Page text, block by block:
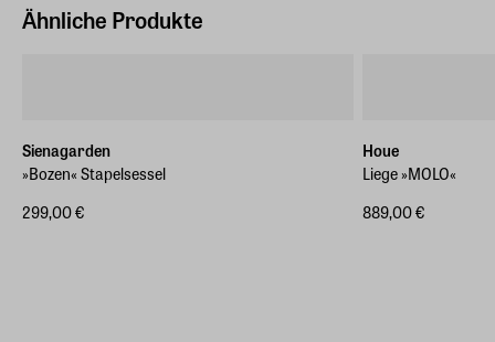
Höhe
Ähnliche Produkte
Sienagarden
»Bozen« Stapelsessel
299,00 €
Houe
Liege »MOLO«
889,00 €